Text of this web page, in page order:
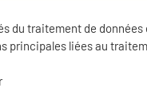
du traitement de données
principales liées au